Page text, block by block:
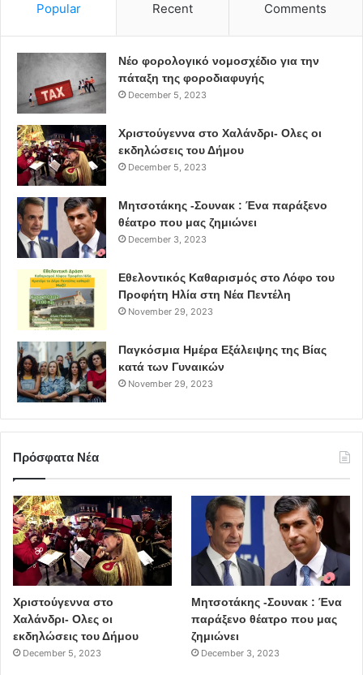
Popular Recent Comments
Νέο φορολογικό νομοσχέδιο για την
πάταξη της φοροδιαφυγής
December 5, 2023
Χριστούγεννα στο Χαλάνδρι- Ολες οι
εκδηλώσεις του Δήμου
December 5, 2023
Μητσοτάκης -Σουνακ : Ένα παράξενο
θέατρο που μας ζημιώνει
December 3, 2023
Εθελοντικός Καθαρισμός στο Λόφο του
Προφήτη Ηλία στη Νέα Πεντέλη
November 29, 2023
Παγκόσμια Ημέρα Εξάλειψης της Βίας
κατά των Γυναικών
November 29, 2023
Πρόσφατα Νέα
Χριστούγεννα στο
Χαλάνδρι- Ολες οι
εκδηλώσεις του Δήμου
December 5, 2023
Μητσοτάκης -Σουνακ : Ένα
παράξενο θέατρο που μας
ζημιώνει
December 3, 2023